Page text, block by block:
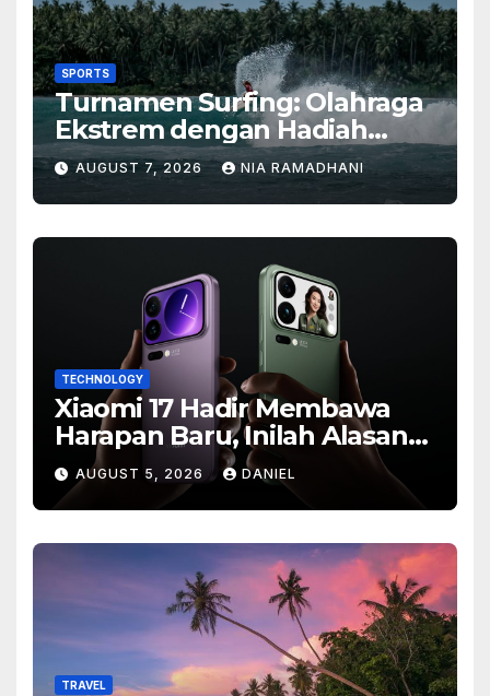
SPORTS
Turnamen Surfing: Olahraga
Ekstrem dengan Hadiah
Besar
AUGUST 7, 2026 NIA RAMADHANI
TECHNOLOGY
Xiaomi 17 Hadir Membawa
Harapan Baru, Inilah Alasan
Banyak Orang Menantikan
Ponsel Flagship Ini
AUGUST 5, 2026 DANIEL
TRAVEL